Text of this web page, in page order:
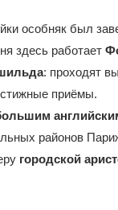
особняк был
здесь работает
: проходят
приёмы.
районов
городской